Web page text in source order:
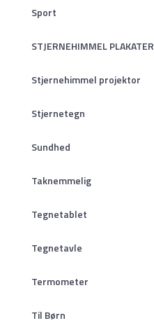
Sport
STJERNEHIMMEL PLAKATER
Stjernehimmel projektor
Stjernetegn
Sundhed
Taknemmelig
Tegnetablet
Tegnetavle
Termometer
Til Børn